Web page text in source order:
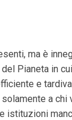
ma è
Pianeta in
e
a